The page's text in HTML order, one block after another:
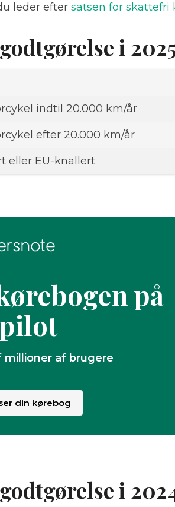
leder efter satsen for skattefri
i
indtil 20.000 km/år
efter 20.000 km/år
eller EU-knallert
på
millioner af brugere
din kørebog
i